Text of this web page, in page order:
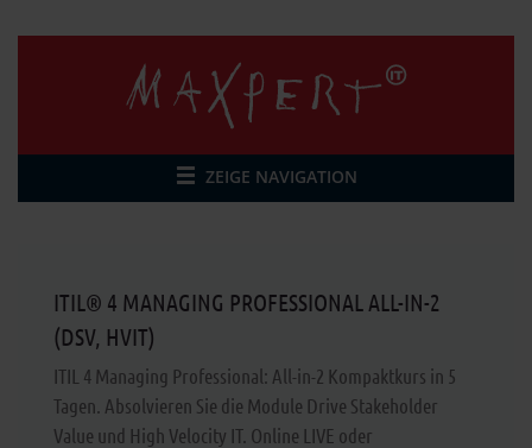
ZEIGE NAVIGATION
ITIL® 4 MANAGING PROFESSIONAL ALL-IN-2
(DSV, HVIT)
ITIL 4 Managing Professional: All-in-2 Kompaktkurs in 5
Tagen. Absolvieren Sie die Module Drive Stakeholder
Value und High Velocity IT. Online LIVE oder